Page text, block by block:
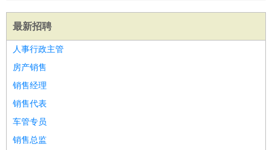
最新招聘
人事行政主管
房产销售
销售经理
销售代表
车管专员
销售总监